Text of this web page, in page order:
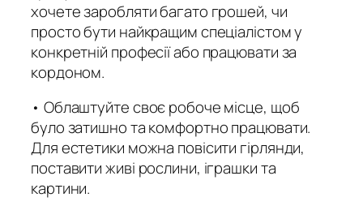
хочете заробляти багато грошей, чи
просто бути найкращим спеціалістом у
конкретній професії або працювати за
кордоном.
• Облаштуйте своє робоче місце, щоб
було затишно та комфортно працювати.
Для естетики можна повісити гірлянди,
поставити живі рослини, іграшки та
картини.